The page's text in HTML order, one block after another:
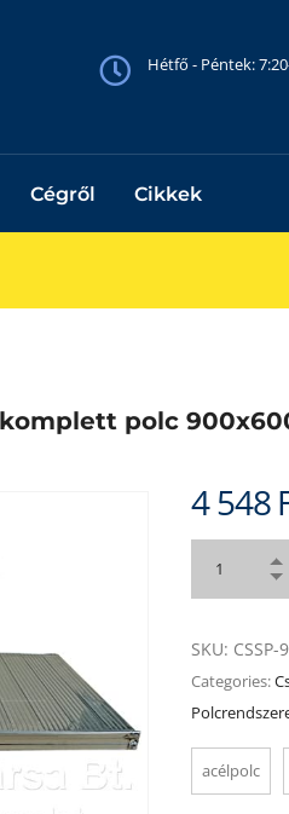
Hétfő - Péntek:
Cégről Cikkek
polc
4 548
SKU: CSSP-
Categories:
acélpolc